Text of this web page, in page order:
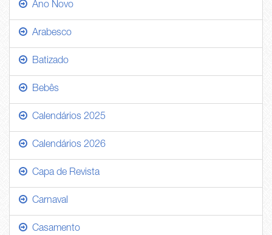
Ano Novo
Arabesco
Batizado
Bebês
Calendários 2025
Calendários 2026
Capa de Revista
Carnaval
Casamento